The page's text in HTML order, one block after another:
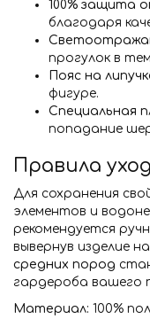
100% защита
благодаря
прогулок в
Пояс на
фигуре.
Специальная
попадание
Правила
Для сохранения
элементов и
рекомендуется
вывернув изделие
средних пород
гардероба вашего
Материал: 100%